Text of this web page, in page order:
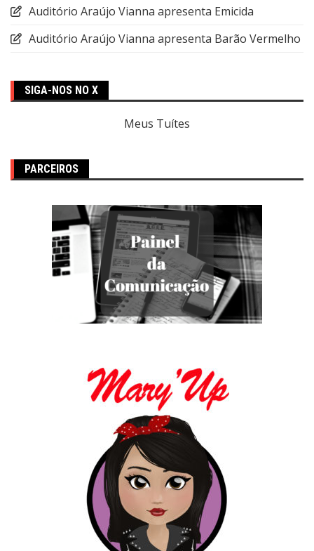
Auditório Araújo Vianna apresenta Emicida
Auditório Araújo Vianna apresenta Barão Vermelho
SIGA-NOS NO X
Meus Tuítes
PARCEIROS